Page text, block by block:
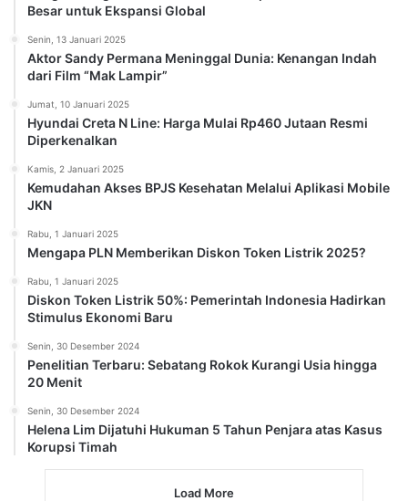
Besar untuk Ekspansi Global
Senin, 13 Januari 2025
Aktor Sandy Permana Meninggal Dunia: Kenangan Indah
dari Film “Mak Lampir”
Jumat, 10 Januari 2025
Hyundai Creta N Line: Harga Mulai Rp460 Jutaan Resmi
Diperkenalkan
Kamis, 2 Januari 2025
Kemudahan Akses BPJS Kesehatan Melalui Aplikasi Mobile
JKN
Rabu, 1 Januari 2025
Mengapa PLN Memberikan Diskon Token Listrik 2025?
Rabu, 1 Januari 2025
Diskon Token Listrik 50%: Pemerintah Indonesia Hadirkan
Stimulus Ekonomi Baru
Senin, 30 Desember 2024
Penelitian Terbaru: Sebatang Rokok Kurangi Usia hingga
20 Menit
Senin, 30 Desember 2024
Helena Lim Dijatuhi Hukuman 5 Tahun Penjara atas Kasus
Korupsi Timah
Load More